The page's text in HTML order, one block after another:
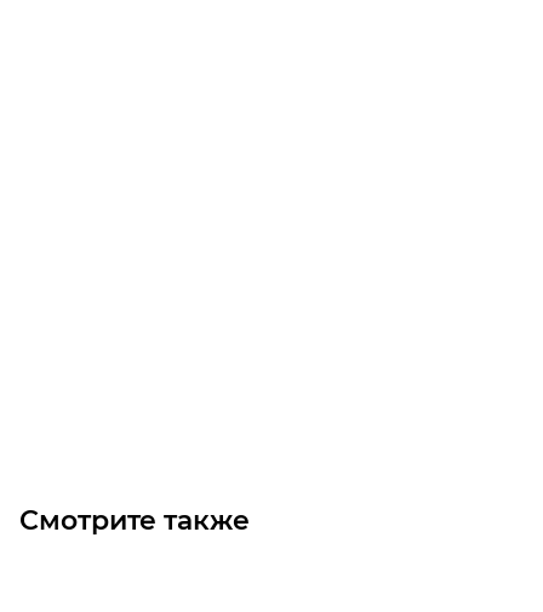
Смотрите также